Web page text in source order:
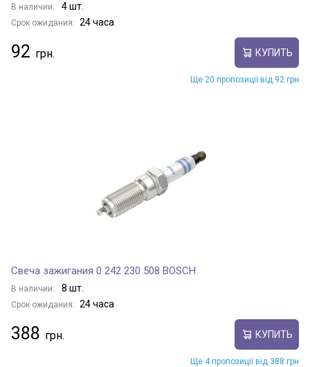
В наличии: 4 шт.
Срок ожидания: 24 часа
92 КУПИТЬ
Ще 20 пропозиції від 92 грн
Свеча зажигания 0 242 230 508 BOSCH
В наличии: 8 шт.
Срок ожидания: 24 часа
388 КУПИТЬ
Ще 4 пропозиції від 388 грн